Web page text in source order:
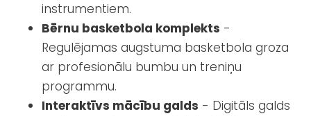
instrumentiem.
Bērnu basketbola komplekts -
Regulējamas augstuma basketbola groza
ar profesionālu bumbu un treniņu
programmu.
Interaktīvs mācību galds - Digitāls galds